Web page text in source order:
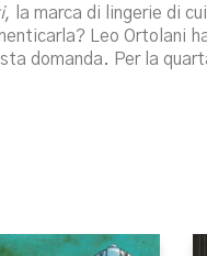
, la marca di lingerie di
Leo Ortolani
domanda. Per la